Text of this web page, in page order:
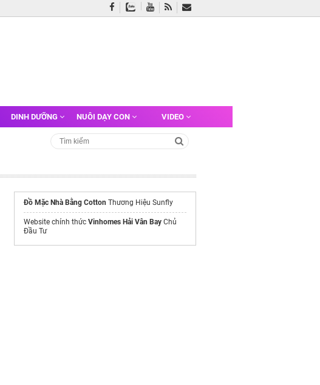
DINH DƯỠNG NUÔI DẠY CON VIDEO
Đồ Mặc Nhà Bằng Cotton Thương Hiệu Sunfly
Website chính thức Vinhomes Hải Vân Bay Chủ
Đầu Tư